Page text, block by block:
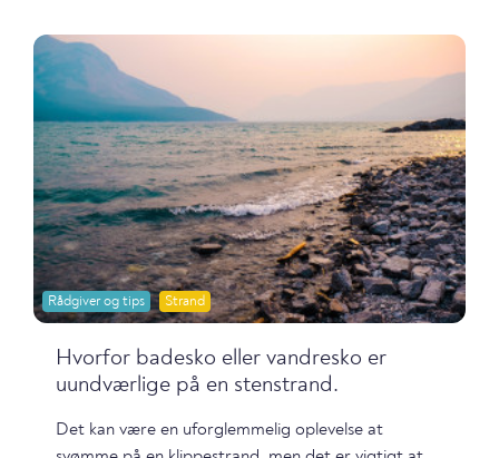
Rådgiver og tips Strand
Hvorfor badesko eller vandresko er
uundværlige på en stenstrand.
Det kan være en uforglemmelig oplevelse at